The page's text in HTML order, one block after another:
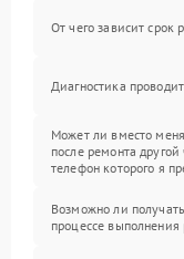
От чего зависит срок
Диагностика
Может ли вместо
после ремонта
телефон которого я
Возможно ли
процессе